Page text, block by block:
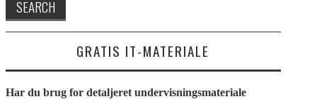
GRATIS IT-MATERIALE
Har du brug for detaljeret undervisningsmateriale